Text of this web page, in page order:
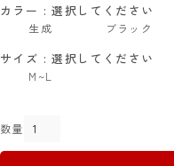
サイズ 選択してください
M~L
カラー 選択してください
生成 ブラック